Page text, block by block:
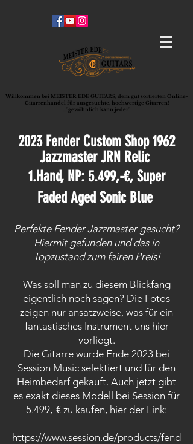
Willkommen bei MEISTER EDE GUITARS,dem gut sortierten Online-
G ita rrenhandel für ausgesuchte, hochwertige Gitarren!
..."gewöhnlich kann jeder"
2023 Fender Custom Shop 1962
Jazzmaster JRN Relic
1.Hand, NP: 5.499,-€, Super
Faded Aged Sonic Blue
Perfekte Fender Jazzmaster gesucht?
Hiermit gefunden und das in
Topzustand zum fairen Preis!
Was soll man zu diesem Blickfang
eigentlich noch sagen? Die Fotos
zeigen nur ansatzweise, was für ein
fantastisches Instrument uns hier
vorliegt.
Die Gitarre wurde Ende 2023 bei
Session Music selektiert und für den
Heimbedarf gekauft. Auch jetzt gibt
es exakt dieses Modell bei Session für
5.499,-€ zu kaufen, hier der Link:
https://www.session.de/products/fend